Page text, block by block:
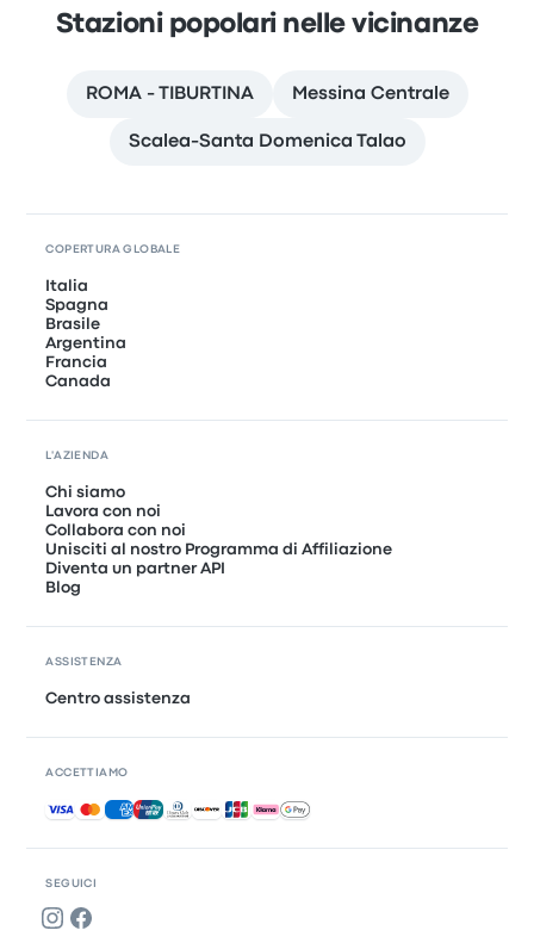
Stazioni popolari nelle vicinanze
ROMA - TIBURTINA Messina Centrale
Scalea-Santa Domenica Talao
SEGUICI
COPERTURA GLOBALE
Italia
Spagna
Brasile
Argentina
Francia
Canada
L'AZIENDA
Chi siamo
Lavora con noi
Collabora con noi
Unisciti al nostro Programma di Affiliazione
Diventa un partner API
Blog
ASSISTENZA
Centro assistenza
ACCETTIAMO
Pagamenti accettati